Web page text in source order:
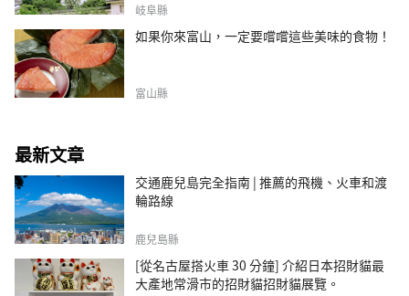
岐阜縣
如果你來富山，一定要嚐嚐這些美味的食物！
富山縣
最新文章
交通鹿兒島完全指南 | 推薦的飛機、火車和渡
輪路線
鹿兒島縣
[從名古屋搭火車 30 分鐘] 介紹日本招財貓最
大產地常滑市的招財貓招財貓展覽。